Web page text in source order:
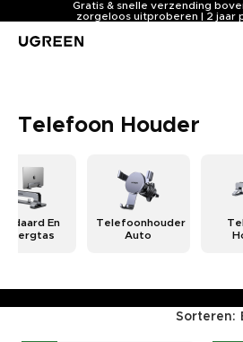
Gratis & snelle verzending
zorgeloos uitproberen | 2 jaar
Telefoon Houder
En
Telefoonhouder
Auto
Sorteren: